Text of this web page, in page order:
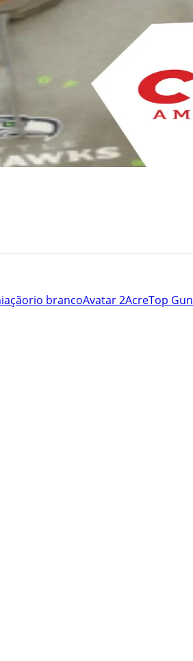
rio brancoAvatar 2AcreTop Gun